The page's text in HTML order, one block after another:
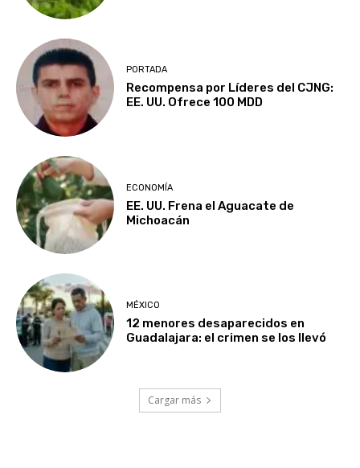
PORTADA
Recompensa por Líderes del CJNG:
EE. UU. Ofrece 100 MDD
ECONOMÍA
EE. UU. Frena el Aguacate de
Michoacán
MÉXICO
12 menores desaparecidos en
Guadalajara: el crimen se los llevó
Cargar más